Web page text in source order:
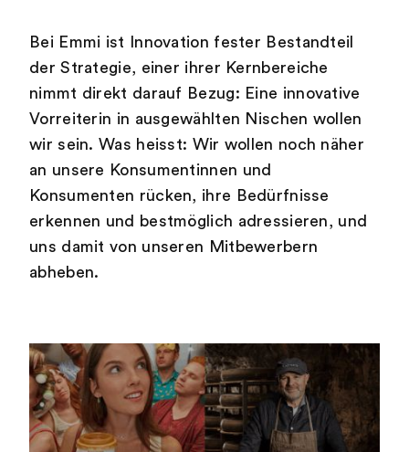
Bei Emmi ist Innovation fester Bestandteil
der Strategie, einer ihrer Kernbereiche
nimmt direkt darauf Bezug: Eine innovative
Vorreiterin in ausgewählten Nischen wollen
wir sein. Was heisst: Wir wollen noch näher
an unsere Konsumentinnen und
Konsumenten rücken, ihre Bedürfnisse
erkennen und bestmöglich adressieren, und
uns damit von unseren Mitbewerbern
abheben.